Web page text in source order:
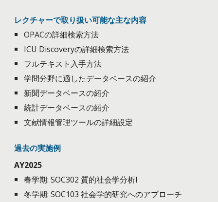
レクチャーで取り扱い可能な主な内容
OPACの詳細検索方法
ICU Discoveryの詳細検索方法
フルテキスト入手方法
学問分野に適したデータベースの紹介
新聞データベースの紹介
統計データベースの紹介
文献情報管理ツールの詳細設定
過去の実施例
AY2025
春学期: SOC302 質的社会学分析I
冬学期: SOC103 社会学的研究へのアプローチ